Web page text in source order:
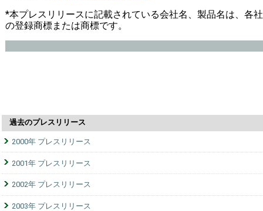
*本プレスリリースに記載されている会社名、製品名は、各社
の登録商標または商標です。
過去のプレスリリース
2000年 プレスリリース
2001年 プレスリリース
2002年 プレスリリース
2003年 プレスリリース